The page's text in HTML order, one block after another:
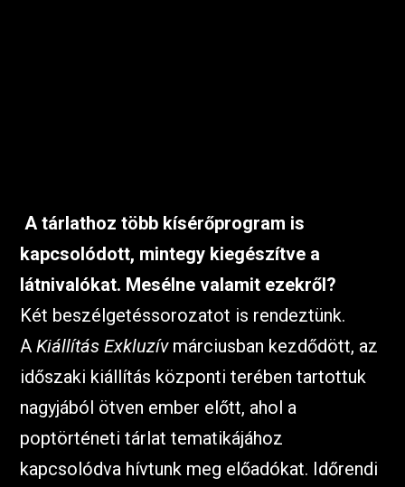
A tárlathoz több kísérőprogram is
kapcsolódott, mintegy kiegészítve a
látnivalókat. Mesélne valamit ezekről?
Két beszélgetéssorozatot is rendeztünk.
AKiállítás Exkluzívmárciusban kezdődött, az
időszaki kiállítás központi terében tartottuk
nagyjából ötven ember előtt, ahol a
poptörténeti tárlat tematikájához
kapcsolódva hívtunk meg előadókat. Időrendi